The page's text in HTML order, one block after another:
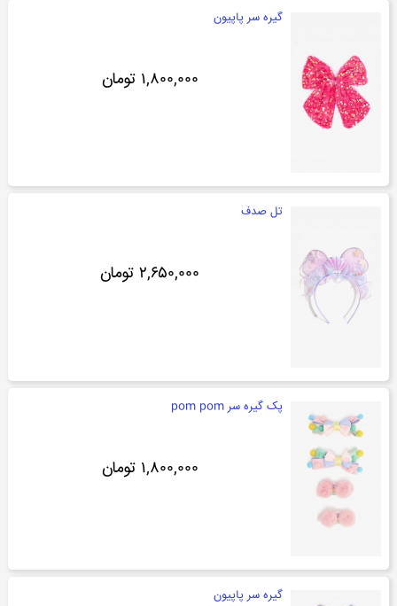
گیره سر پاپیون
۱,۸۰۰,۰۰۰ تومان
تل صدف
۲,۶۵۰,۰۰۰ تومان
پک گیره سر pom pom
۱,۸۰۰,۰۰۰ تومان
گیره سر پاپیون